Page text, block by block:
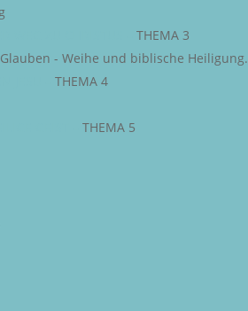
THEMA 3
- Weihe und biblische Heiligung.
THEMA 4
THEMA 5